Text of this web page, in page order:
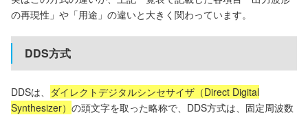
の再現性」や「用途」の違いと大きく関わっています。
DDS方式
DDSは、 ダイレクトデジタルシンセサイザ（Direct Digital
Synthesizer） の頭文字を取った略称で、DDS方式は、固定周波数